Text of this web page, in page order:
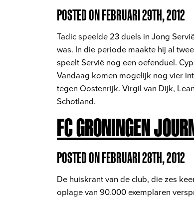
POSTED ON FEBRUARI 29TH, 2012
Tadic speelde 23 duels in Jong
was. In die periode maakte hij al
speelt Servië nog een oefenduel.
Vandaag komen mogelijk nog vier
tegen Oostenrijk. Virgil van Dijk,
Schotland.
FC GRONINGEN
POSTED ON FEBRUARI 28TH, 2012
De huiskrant van de club, die zes
oplage van 90.000 exemplaren